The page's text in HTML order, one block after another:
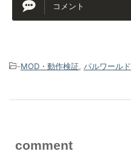
コメント
-MOD・動作検証 パルワールド
comment